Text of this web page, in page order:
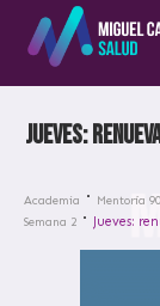
Jueves:
Academia Mentoría
Semana 2